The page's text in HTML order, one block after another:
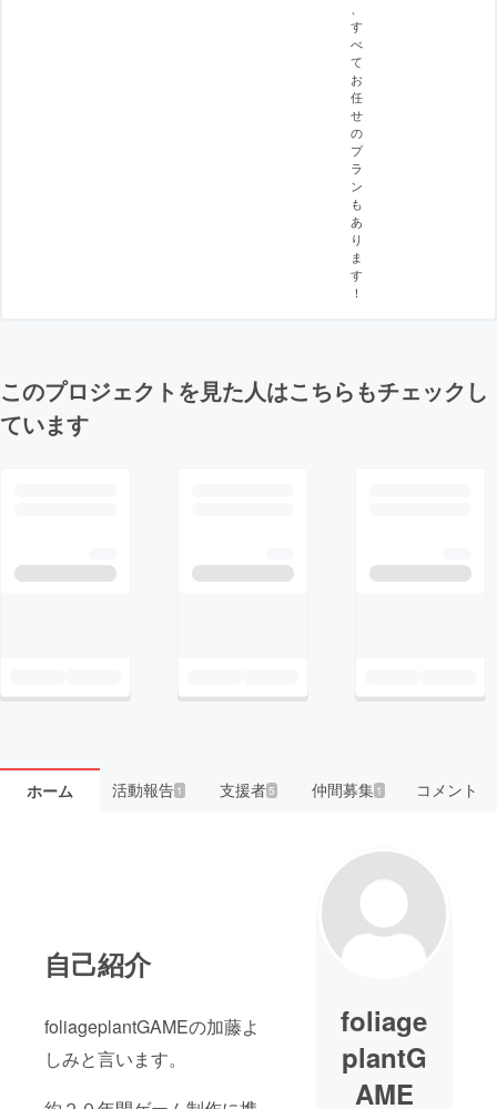
す
べ
て
お
任
せ
の
プ
ラ
ン
も
あ
り
ま
す
！
このプロジェクトを見た人はこちらもチェックし
ています
ホーム 活動報告1 支援者5 仲間募集 1 コメント
自己紹介
foliageplantGAMEの加藤よ
しみと言います。
foliage
plantG
AME